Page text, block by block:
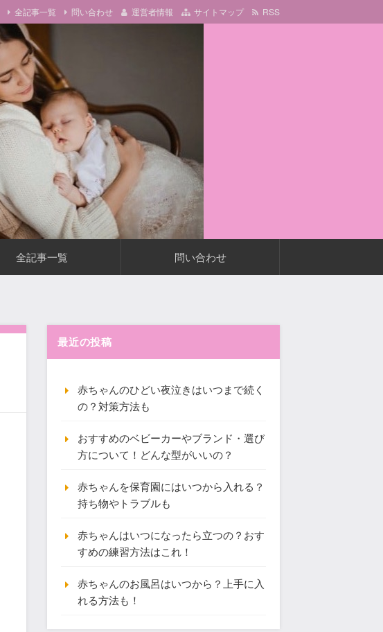
運営者情報 サイトマップ RSS
全記事一覧 問い合わせ
全記事一覧 問い合わせ
最近の投稿
赤ちゃんのひどい夜泣きはいつまで続く
の？対策方法も
おすすめのベビーカーやブランド・選び
方について！どんな型がいいの？
赤ちゃんを保育園にはいつから入れる？
持ち物やトラブルも
赤ちゃんはいつになったら立つの？おす
すめの練習方法はこれ！
赤ちゃんのお風呂はいつから？上手に入
れる方法も！